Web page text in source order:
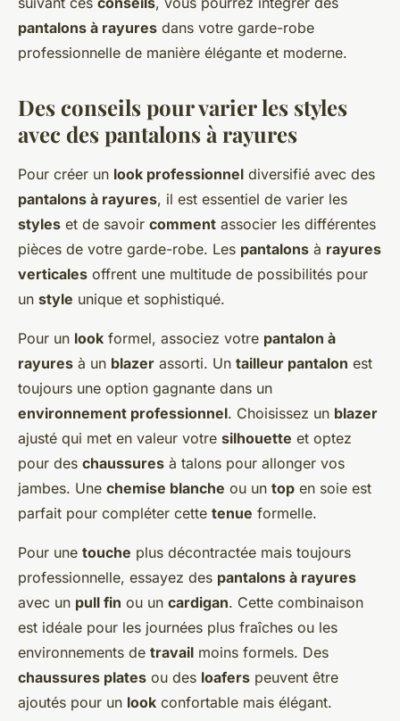
pantalons à rayures dans votre garde-robe
professionnelle de manière élégante et moderne.
Des conseils pour varier les styles
avec des pantalons à rayures
Pour créer un look professionnel diversifié avec des
pantalons à rayures, il est essentiel de varier les
styles et de savoir comment associer les différentes
pièces de votre garde-robe. Les pantalons à rayures
verticales offrent une multitude de possibilités pour
un style unique et sophistiqué.
Pour un look formel, associez votre pantalon à
rayures à un blazer assorti. Un tailleur pantalon est
toujours une option gagnante dans un
environnement professionnel. Choisissez un blazer
ajusté qui met en valeur votre silhouette et optez
pour des chaussures à talons pour allonger vos
jambes. Une chemise blanche ou un top en soie est
parfait pour compléter cette tenue formelle.
Pour une touche plus décontractée mais toujours
professionnelle, essayez des pantalons à rayures
avec un pull fin ou un cardigan. Cette combinaison
est idéale pour les journées plus fraîches ou les
environnements de travail moins formels. Des
chaussures plates ou des loafers peuvent être
ajoutés pour un look confortable mais élégant.